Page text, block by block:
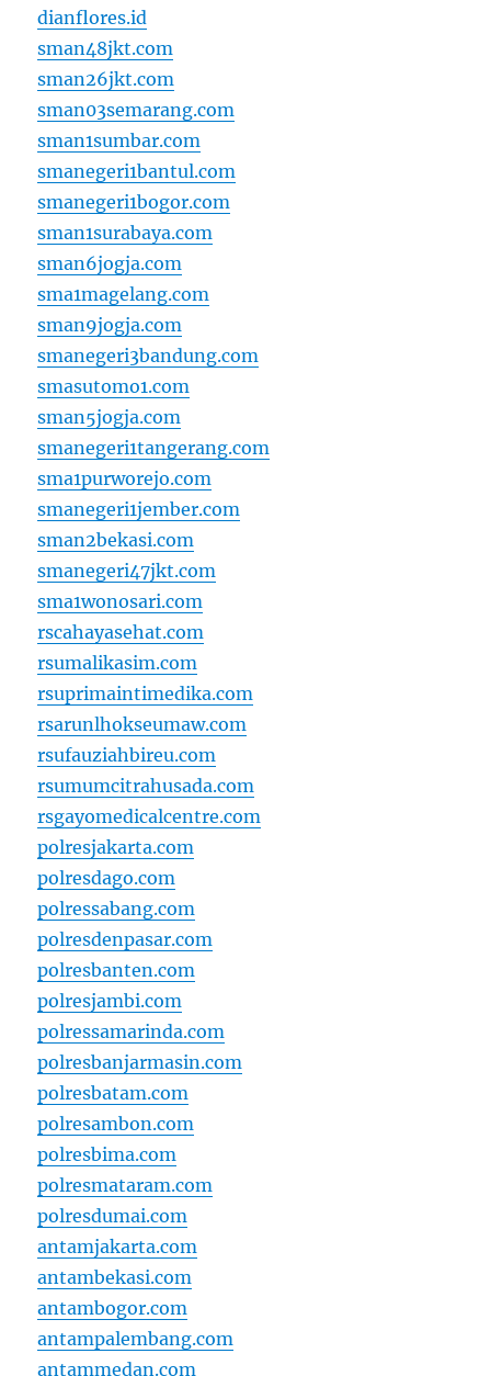
dianflores.id
sman48jkt.com
sman26jkt.com
sman03semarang.com
sman1sumbar.com
smanegeri1bantul.com
smanegeri1bogor.com
sman1surabaya.com
sman6jogja.com
sma1magelang.com
sman9jogja.com
smanegeri3bandung.com
smasutomo1.com
sman5jogja.com
smanegeri1tangerang.com
sma1purworejo.com
smanegeri1jember.com
sman2bekasi.com
smanegeri47jkt.com
sma1wonosari.com
rscahayasehat.com
rsumalikasim.com
rsuprimaintimedika.com
rsarunlhokseumaw.com
rsufauziahbireu.com
rsumumcitrahusada.com
rsgayomedicalcentre.com
polresjakarta.com
polresdago.com
polressabang.com
polresdenpasar.com
polresbanten.com
polresjambi.com
polressamarinda.com
polresbanjarmasin.com
polresbatam.com
polresambon.com
polresbima.com
polresmataram.com
polresdumai.com
antamjakarta.com
antambekasi.com
antambogor.com
antampalembang.com
antammedan.com